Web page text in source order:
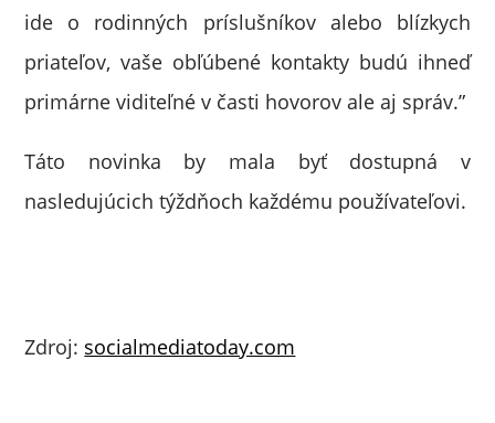
ide o rodinných príslušníkov alebo blízkych
priateľov, vaše obľúbené kontakty budú ihneď
primárne viditeľné v časti hovorov ale aj správ.”
Táto novinka by mala byť dostupná v
nasledujúcich týždňoch každému používateľovi.
Zdroj: socialmediatoday.com